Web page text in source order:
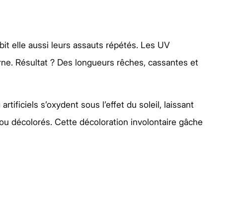
elle aussi leurs assauts répétés. Les UV
Résultat ? Des longueurs rêches, cassantes et
s’oxydent sous l’effet du soleil, laissant
décolorés. Cette décoloration involontaire gâche